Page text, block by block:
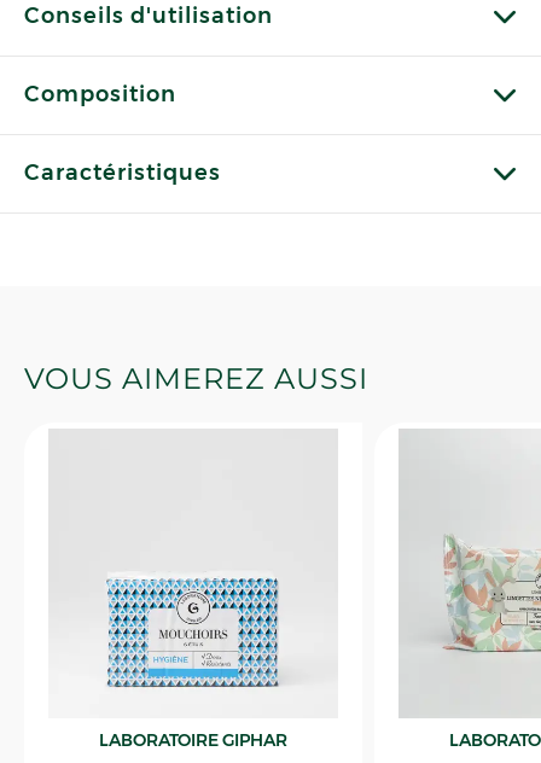
Conseils d'utilisation
Composition
Caractéristiques
VOUS AIMEREZ AUSSI
LABORATOIRE GIPHAR